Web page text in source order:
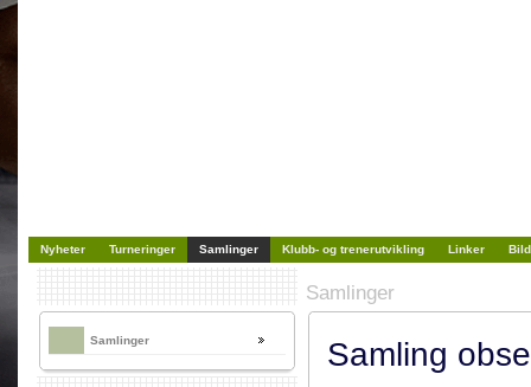
Nyheter Turneringer Samlinger Klubb- og trenerutvikling Linker
Samlinger
Samlinger
Samling